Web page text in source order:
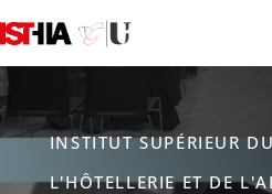
INSTITUT SUPÉRIEUR
L'HÔTELLERIE ET DE